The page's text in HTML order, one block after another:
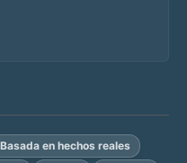
Basada en hechos reales